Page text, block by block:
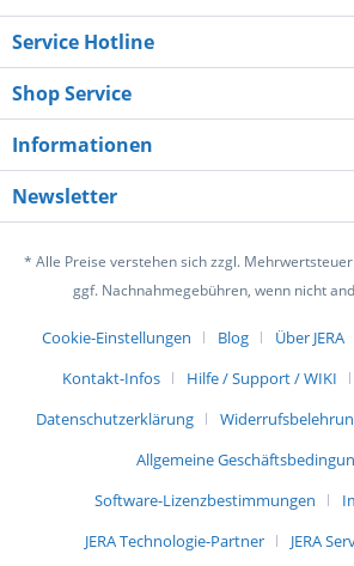
Service Hotline
Shop Service
Informationen
Newsletter
* Alle Preise verstehen sich zzgl.
ggf. Nachnahmegebühren, wenn nicht
Cookie-Einstellungen Blog Über JERA
Kontakt-Infos
Hilfe / Support / WIKI
Datenschutzerklärung
Allgemeine
Software-Lizenzbestimmungen
JERA Technologie-Partner
JERA